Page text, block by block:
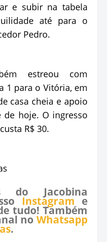
e subir na tabela
até para o
Pedro.
estreou com
1 para o Vitória, em
casa cheia e apoio
hoje. O ingresso
R$ 30.
do Jacobina
Instagram e
tudo! Também
no Whatsapp
.